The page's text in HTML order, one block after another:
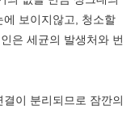
에 보이지않고, 청소할
은 세균의 발생처와 번
이 분리되므로 잠깐의